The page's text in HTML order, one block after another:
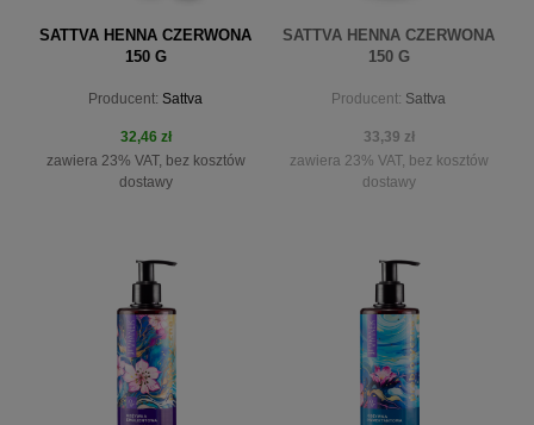
SATTVA HENNA CZERWONA
150 G
Producent: Sattva
32,46 zł
zawiera 23% VAT, bez kosztów
dostawy
do koszyka
SATTVA HENNA CZERWONA
150 G
Producent: Sattva
33,39 zł
zawiera 23% VAT, bez kosztów
dostawy
powiadom o dostępności